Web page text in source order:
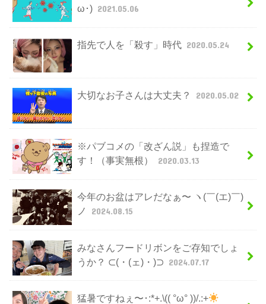
ω･) 2021.05.06
指先で人を「殺す」時代 2020.05.24
大切なお子さんは大丈夫？ 2020.05.02
※パブコメの「改ざん説」も捏造で
す！（事実無根）
2020.03.13
今年のお盆はアレだなぁ〜 ヽ(￣(エ)￣)
ノ
2024.08.15
みなさんフードリボンをご存知でしょ
うか？ ⊂(・(ェ)・)⊃ 2024.07.17
猛暑ですねぇ〜･:*+.\(( °ω° ))/.:+